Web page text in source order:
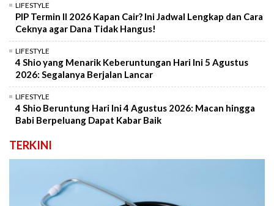
LIFESTYLE
PIP Termin II 2026 Kapan Cair? Ini Jadwal Lengkap dan Cara
Ceknya agar Dana Tidak Hangus!
LIFESTYLE
4 Shio yang Menarik Keberuntungan Hari Ini 5 Agustus
2026: Segalanya Berjalan Lancar
LIFESTYLE
4 Shio Beruntung Hari Ini 4 Agustus 2026: Macan hingga
Babi Berpeluang Dapat Kabar Baik
TERKINI